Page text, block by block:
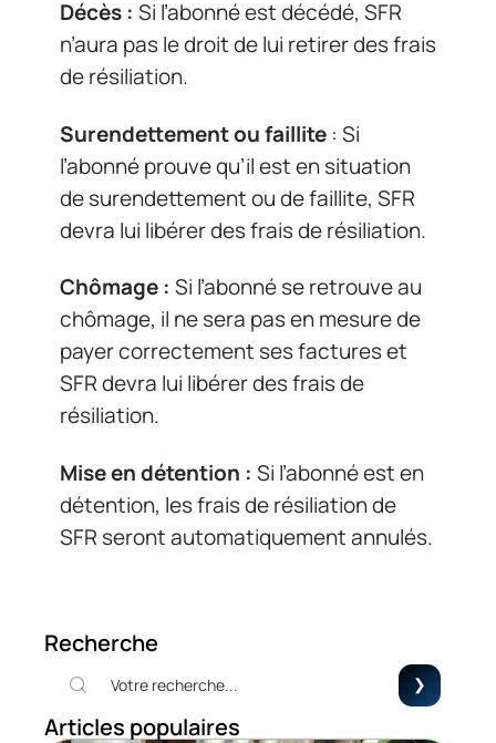
Décès : Si l’abonné est décédé, SFR
n’aura pas le droit de lui retirer des frais
de résiliation.
Surendettement ou faillite : Si
l’abonné prouve qu’il est en situation
de surendettement ou de faillite, SFR
devra lui libérer des frais de résiliation.
Chômage : Si l’abonné se retrouve au
chômage, il ne sera pas en mesure de
payer correctement ses factures et
SFR devra lui libérer des frais de
résiliation.
Mise en détention : Si l’abonné est en
détention, les frais de résiliation de
SFR seront automatiquement annulés.
Recherche
Articles populaires